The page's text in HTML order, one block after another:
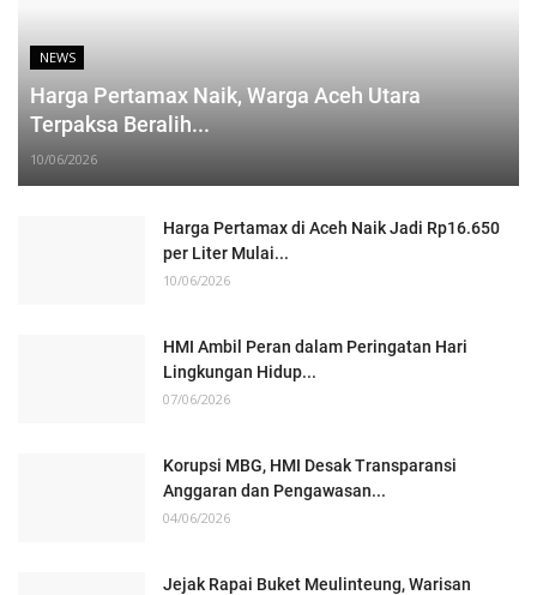
NEWS
Harga Pertamax Naik, Warga Aceh Utara
Terpaksa Beralih...
10/06/2026
Harga Pertamax di Aceh Naik Jadi Rp16.650
per Liter Mulai...
10/06/2026
HMI Ambil Peran dalam Peringatan Hari
Lingkungan Hidup...
07/06/2026
Korupsi MBG, HMI Desak Transparansi
Anggaran dan Pengawasan...
04/06/2026
Jejak Rapai Buket Meulinteung, Warisan